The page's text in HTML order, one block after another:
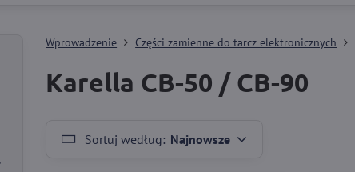
Wprowadzenie Części zamienne do tarcz elektronicznych
Karella CB-50 / CB-90
Sortuj według: Najnowsze